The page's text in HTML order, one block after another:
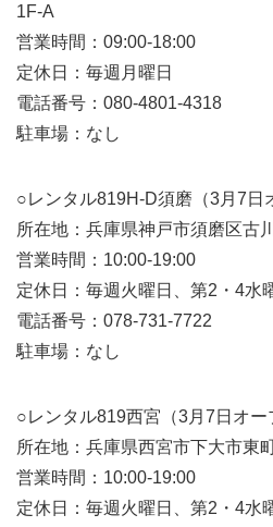
1F-A
営業時間：09:00-18:00
定休日：毎週月曜日
電話番号：080-4801-4318
駐車場：なし
○レンタル819H-D須磨（3月7日
所在地：兵庫県神戸市須磨区古
営業時間：10:00-19:00
定休日：毎週火曜日、第2・4水
電話番号：078-731-7722
駐車場：なし
○レンタル819西宮（3月7日オー
所在地：兵庫県西宮市下大市東
営業時間：10:00-19:00
定休日：毎週火曜日、第2・4水